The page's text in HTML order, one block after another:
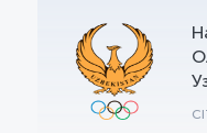
OLYMPCHIK AI -
Онлайн · olympic.uz